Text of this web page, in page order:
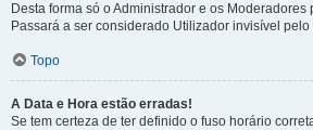
Desta forma só o Administrador e os
Passará a ser considerado Utilizador invisível pelo
Topo
A Data e Hora estão erradas!
Se tem certeza de ter definido o fuso horário